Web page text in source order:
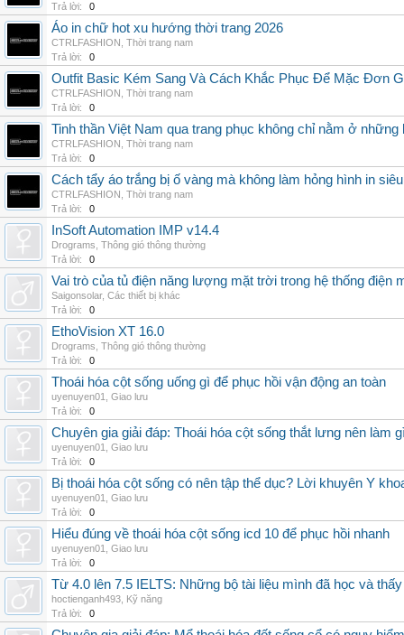
Trả lời:
0
Áo in chữ hot xu hướng thời trang 2026
CTRLFASHION Thời trang nam
Trả lời:
0
Outfit Basic Kém Sang Và Cách Khắc Phục Để Mặc Đơn
CTRLFASHION Thời trang nam
Trả lời:
0
Tinh thần Việt Nam qua trang phục không chỉ nằm ở
CTRLFASHION Thời trang nam
Trả lời:
0
Cách tẩy áo trắng bị ố vàng mà không làm hỏng hình in
CTRLFASHION Thời trang nam
Trả lời:
0
InSoft Automation IMP v14.4
Drograms Thông gió thông thường
Trả lời:
0
Vai trò của tủ điện năng lượng mặt trời trong hệ thống điện
Saigonsolar, Các thiết bị khác
Trả lời:
0
EthoVision XT 16.0
Drograms Thông gió thông thường
Trả lời:
0
Thoái hóa cột sống uống gì để phục hồi vận động an toàn
uyenuyen01
Giao lưu
Trả lời:
0
Chuyên gia giải đáp: Thoái hóa cột sống thắt lưng nên làm
uyenuyen01
Giao lưu
Trả lời:
0
Bị thoái hóa cột sống có nên tập thể dục? Lời khuyên Y
uyenuyen01
Giao lưu
Trả lời:
0
Hiểu đúng về thoái hóa cột sống icd 10 để phục hồi nhanh
uyenuyen01
Giao lưu
Trả lời:
0
Từ 4.0 lên 7.5 IELTS: Những bộ tài liệu mình đã học và
hoctienganh493 Kỹ năng
Trả lời:
0